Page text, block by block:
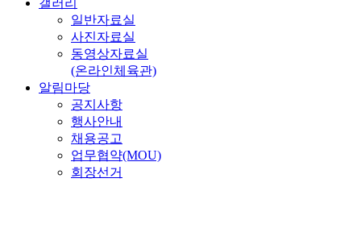
갤러리
일반자료실
사진자료실
동영상자료실
(온라인체육관)
알림마당
공지사항
행사안내
채용공고
업무협약(MOU)
회장선거